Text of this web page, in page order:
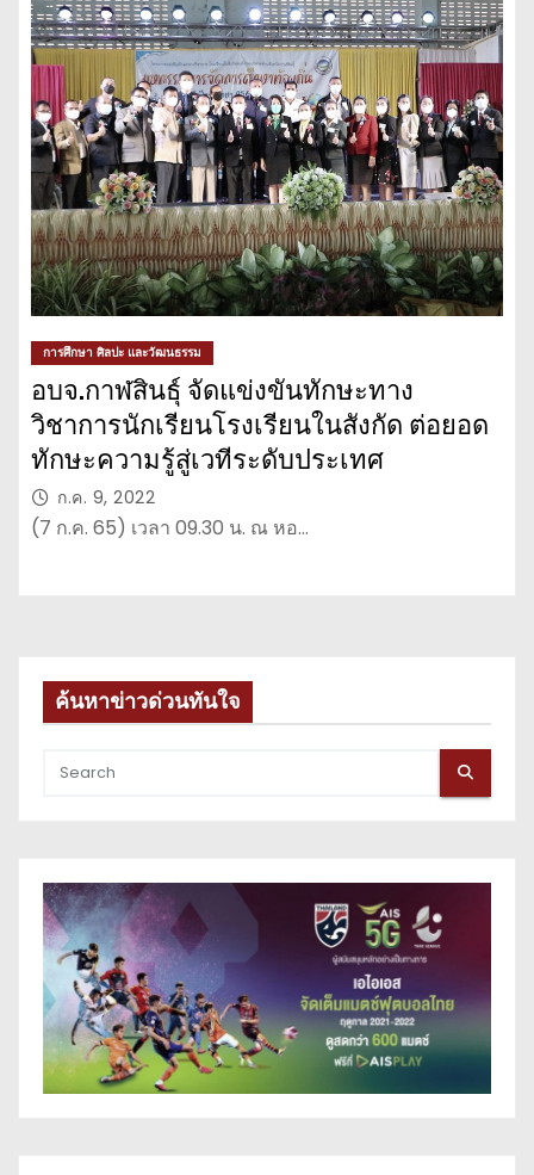
การศึกษา ศิลปะ และวัฒนธรรม
อบจ.กาฬสินธุ์ จัดแข่งขันทักษะทาง
วิชาการนักเรียนโรงเรียนในสังกัด ต่อยอด
ทักษะความรู้สู่เวทีระดับประเทศ
ก.ค. 9, 2022
(7 ก.ค. 65) เวลา 09.30 น. ณ หอ…
ค้นหาข่าวด่วนทันใจ